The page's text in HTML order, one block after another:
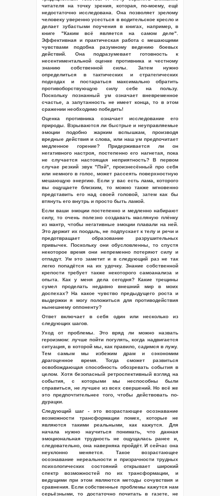
читателя на точку зрения, которая, по-моему, ещё
недостаточно исследована. Она позволяет зрелому
человеку уверенно усесться в водительское кресло и
делает зубастыми поучения в книгах, например, в
книге "Каким всё является на самом деле".
Эффективная и практическая работа с мешающими
чувствами подобна разумному ведению боевых
действий. Она подразумевает готовность к
несентиментальной оценке противника и честному
знанию собственной силы. Затем нужно
определиться в тактических и стратегических
подходах и постараться максимально обратить
противоборствующую силу себе на пользу.
Поскольку познанный ум означает вневременное
счастье, а запутанность не имеет конца, то в этом
сражении необходимо победить!
Оценка противника означает исследование его
природы. Взрываются ли быстрые и неуправляемые
эмоции подобно жарким вспышкам, производя
вредные действия и слова, или наш ум предпочитает
медленное горение? Придерживается ли он
негативного настроя, постепенно его нагнетая, пока
не случается настоящая неприятность? В первом
случае резкий звук "Пэй", произнесённый про себя
или немного в голос, может рассеять поверхностную
мешающую энергию. Если у вас есть лама, которого
вы ощущаете близким, то можно также мгновенно
представить его над своей головой, затем как бы
втянуть его внутрь и просто быть ламой.
Если ваши эмоции постепенно и медленно набирают
силу, то очень полезно создавать масляную плёнку
из мантр, чтобы негативные эмоции плавали на ней.
Это держит их поодаль, не подпускает к телу и речи и
предотвращает образование разрушительных
привычек. Поскольку они обусловленны, то спустя
некоторое время они непременно потеряют силу и
отпадут. Ум это заметит и в следующий раз не так
легко попадётся на их удочку. Знание собственной
крепости требует также некоторого самоанализа и
опыта. Как у меня дела сегодня? Какие трещины
сумел проделать недавно внешний мир в моих
доспехах? На какое чувство предыдущего роста и
выдержки я могу положиться для противодействия
нынешнему оппоненту?
Ответ включает в себя один или несколько из
следующих шагов.
Уход от проблемы. Это вряд ли можно назвать
героизмом: лучше пойти погулять, когда надвигается
ситуация, в которой мы, как правило, садимся в лужу.
Тем самым мы избежим драм и сэкономим
драгоценное время. Тогда сможет развиться
освобождающая способность обозревать события в
целом. Хотя безопасный ретроспективный взгляд на
события, с которыми мы неспособны были
справиться, не лучшее из всех свершений. Но всё же
это предпочтительнее того, чтобы действовать по-
дурацки.
Следующий шаг - это возрастающее осознавание
возможности трансформации помех, которые не
являются такими реальными, как кажутся. Для
начала нужно научиться понимать, что данная
эмоциональная трудность не ощущалась ранее и,
следовательно, она наверняка пройдёт. И сейчас она
неуклонно меняется. Такое возрастающее
осознавание нереальности и призрачности трудных
психологических состояний открывает широкий
спектр возможностей по их трансформации, и
ведущими при этом являются методы сочувствия и
сравнения. Если собственные проблемы кажутся нам
серьёзными, то достаточно почитать в газете, не